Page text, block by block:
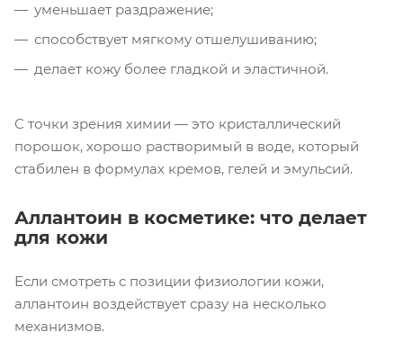
уменьшает раздражение;
способствует мягкому отшелушиванию;
делает кожу более гладкой и эластичной.
С точки зрения химии — это кристаллический
порошок, хорошо растворимый в воде, который
стабилен в формулах кремов, гелей и эмульсий.
Аллантоин в косметике: что делает
для кожи
Если смотреть с позиции физиологии кожи,
аллантоин воздействует сразу на несколько
механизмов.